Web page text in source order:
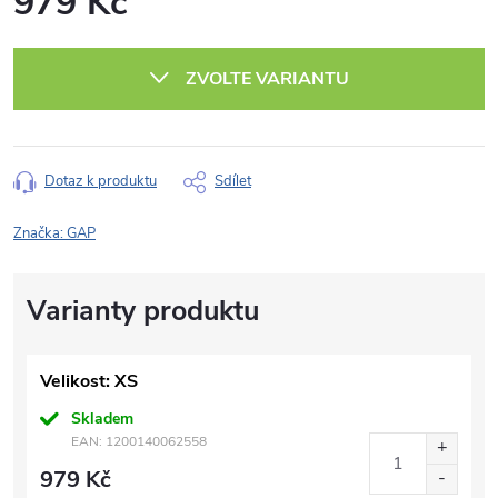
ZVOLTE VARIANTU
Dotaz k produktu Sdílet
Značka:GAP
Velikost: XS
Skladem
EAN: 1200140062558
979 Kč